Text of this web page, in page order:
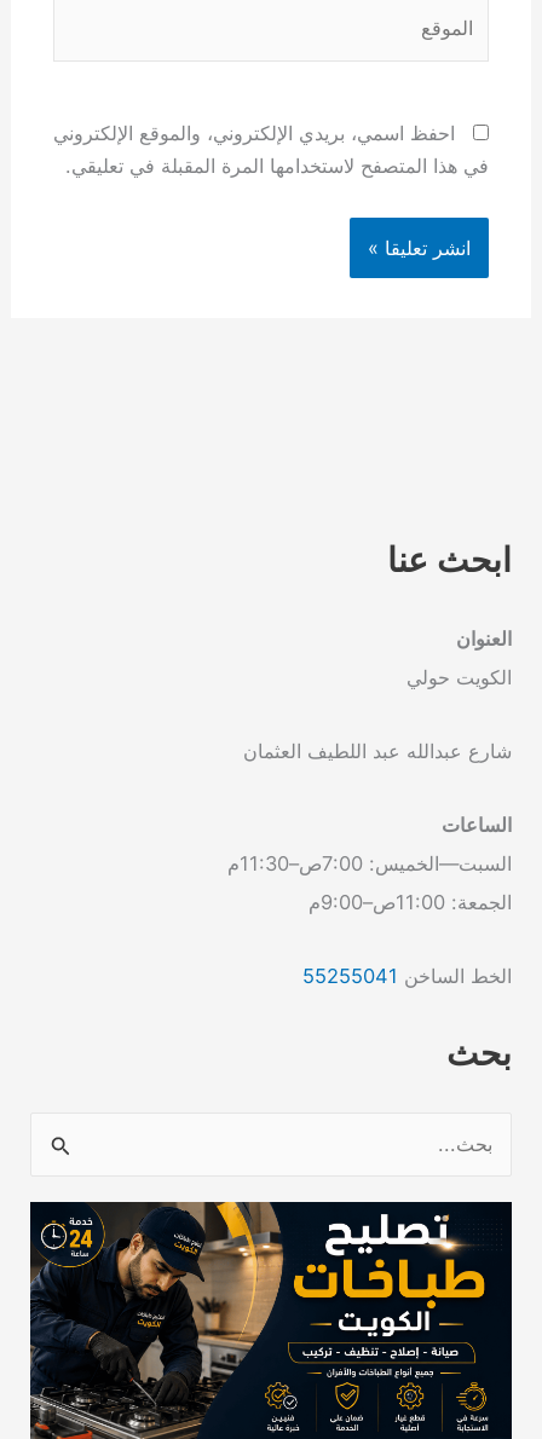
احفظ اسمي، بريدي الإلكتروني، والموقع الإلكتروني
في هذا المتصفح لاستخدامها المرة المقبلة في تعليقي.
ابحث عنا
العنوان
الكويت حولي
شارع عبدالله عبد اللطيف العثمان
الساعات
السبت—الخميس: 7:00ص–11:30م
الجمعة: 11:00ص–9:00م
الخط الساخن 55255041
بحث